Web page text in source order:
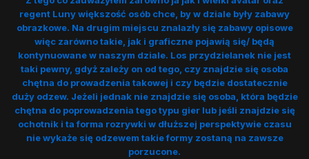
regent Luny większość osób chce, by w dziale były zabawy
obrazkowe. Na drugim miejscu znalazły się zabawy opisowe
więc zarówno takie, jak i graficzne pojawią się/ będą
kontynuowane w naszym dziale. Los przydzielanek nie jest
taki pewny, gdyż zależy on od tego, czy znajdzie się osoba
chętna do prowadzenia takowej i czy będzie dostatecznie
duży odzew. Jeżeli jednak nie znajdzie się osoba, która będzie
chętna do poprowadzenia tego typu gier lub jeśli znajdzie się
ochotnik i ta forma rozrywki w dłuższej perspektywie czasu
nie wykaże się odzewem takie formy zostaną na zawsze
porzucone.